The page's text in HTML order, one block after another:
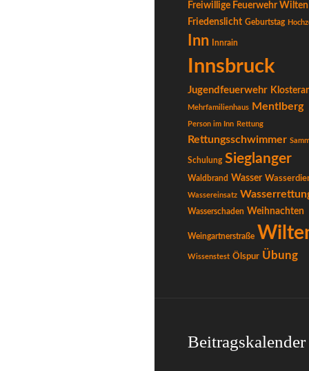
Freiwillige Feuerwehr Wilten
Friedenslicht Geburtstag
Inn Innrain
Innsbruck
Jugendfeuerwehr
Mehrfamilienhaus Mentlberg
Person im Inn Rettung
Rettungsschwimmer
Schulung Sieglanger
Waldbrand Wasser
Wassereinsatz
Wasserschaden Weihnachten
Weingartnerstraße
Wissenstest Ölspur Übung
Beitragskalender